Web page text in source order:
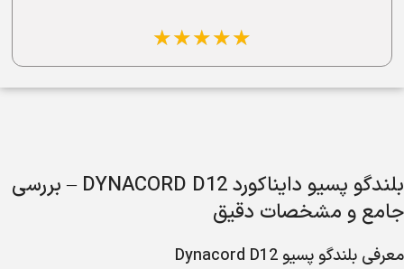
☆
☆
☆
☆
☆
بلندگو پسیو دایناکورد DYNACORD D12 – بررسی
جامع و مشخصات دقیق
معرفی بلندگو پسیو Dynacord D12